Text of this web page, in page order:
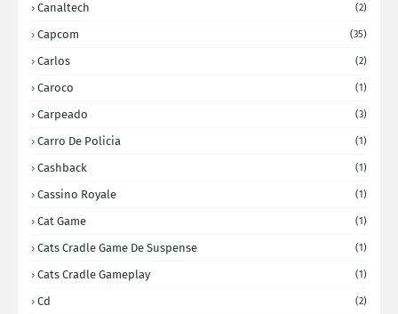
Canaltech (2)
Capcom (35)
Carlos (2)
Caroco (1)
Carpeado (3)
Carro De Policia (1)
Cashback (1)
Cassino Royale (1)
Cat Game (1)
Cats Cradle Game De Suspense (1)
Cats Cradle Gameplay (1)
Cd (2)